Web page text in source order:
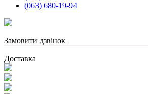
(063) 680-19-94
Замовити дзвінок
Доставка